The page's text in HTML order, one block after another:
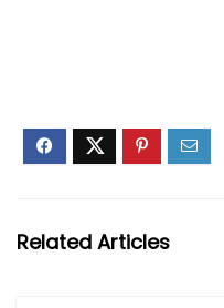
Related Articles